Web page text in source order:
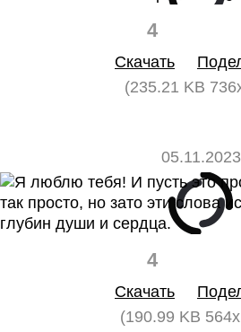
4
Скачать
(235.21 KB
05.11.2023
4
Скачать
(190.99 KB